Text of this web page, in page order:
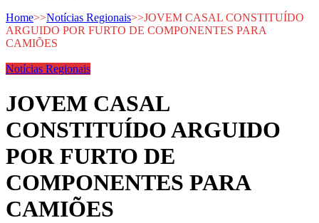
Home>>Notícias Regionais>>JOVEM CASAL CONSTITUÍDO
ARGUIDO POR FURTO DE COMPONENTES PARA
CAMIÕES
Notícias Regionais
JOVEM CASAL
CONSTITUÍDO ARGUIDO
POR FURTO DE
COMPONENTES PARA
CAMIÕES